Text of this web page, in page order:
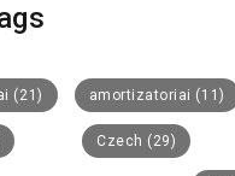
(21) amortizatoriai (11)
Czech (29)